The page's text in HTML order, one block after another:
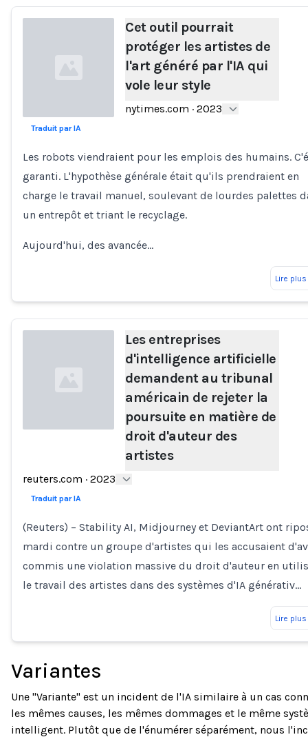
Cet outil pourrait
protéger les artistes de
l'art généré par l'IA qui
vole leur style
nytimes.com · 2023
Traduit par IA
Les robots viendraient pour les emplois des humains.
garanti. L'hypothèse générale était qu'ils prendraient en
charge le travail manuel, soulevant de lourdes palettes
un entrepôt et triant le recyclage.
Aujourd'hui, des avancée…
Lire plus
Les entreprises
d'intelligence artificielle
demandent au tribunal
américain de rejeter la
poursuite en matière de
droit d'auteur des
artistes
reuters.com · 2023
Traduit par IA
(Reuters) – Stability AI, Midjourney et DeviantArt ont
mardi contre un groupe d'artistes qui les accusaient
commis une violation massive du droit d'auteur en
le travail des artistes dans des systèmes d'IA générativ…
Lire plus
Variantes
Une "Variante" est un incident de l'IA similaire à un cas
les mêmes causes, les mêmes dommages et le même
intelligent. Plutôt que de l'énumérer séparément, nous